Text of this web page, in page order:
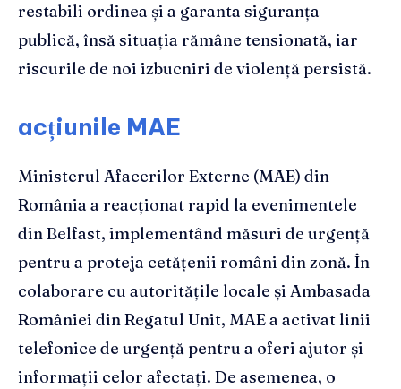
restabili ordinea și a garanta siguranța
publică, însă situația rămâne tensionată, iar
riscurile de noi izbucniri de violență persistă.
acțiunile MAE
Ministerul Afacerilor Externe (MAE) din
România a reacționat rapid la evenimentele
din Belfast, implementând măsuri de urgență
pentru a proteja cetățenii români din zonă. În
colaborare cu autoritățile locale și Ambasada
României din Regatul Unit, MAE a activat linii
telefonice de urgență pentru a oferi ajutor și
informații celor afectați. De asemenea, o